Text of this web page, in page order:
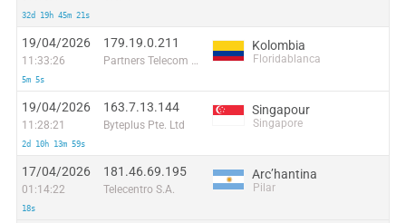
32d 19h 45m 21s
19/04/2026
11:33:26
5m 5s
179.19.0.211
Partners Telecom Colombia SAS
Kolombia
Floridablanca
19/04/2026
11:28:21
2d 10h 13m 59s
163.7.13.144
Byteplus Pte. Ltd
Singapour
Singapore
17/04/2026
01:14:22
18s
181.46.69.195
Telecentro S.A.
Arcʼhantina
Pilar